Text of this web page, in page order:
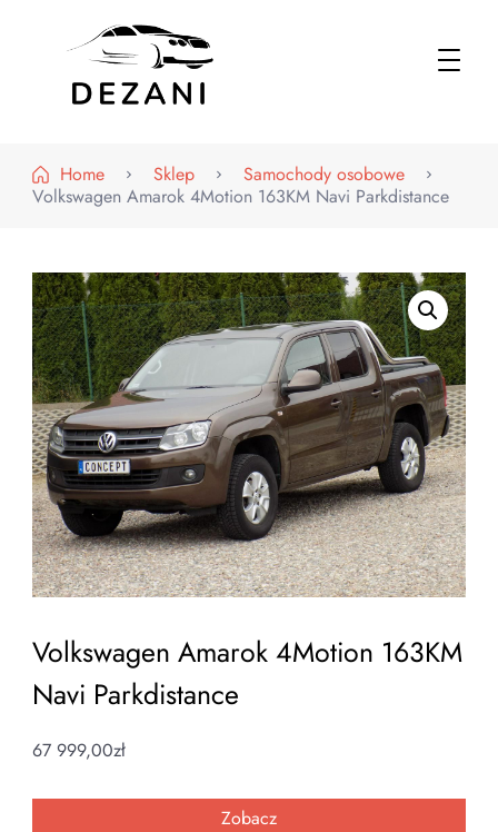
Home
Sklep
Samochody osobowe
Volkswagen Amarok 4Motion 163KM Navi Parkdistance
Volkswagen Amarok 4Motion 163KM
Navi Parkdistance
67 999,00zł
Zobacz